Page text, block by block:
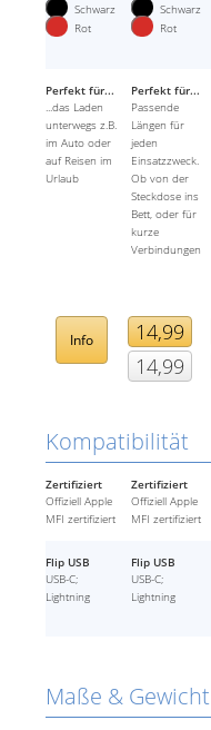
Schwarz
Rot
Schwarz
Rot
Perfekt für...
...das Laden
unterwegs z.B.
im Auto oder
auf Reisen im
Urlaub
Perfekt für...
Passende
Längen für
jeden
Einsatzzweck.
Ob von der
Steckdose ins
Bett, oder für
kurze
Verbindungen
Info
14,99
14,99
Kompatibilität
Zertifiziert
Offiziell Apple
MFI zertifiziert
Zertifiziert
Offiziell Apple
MFI zertifiziert
Flip USB
USB-C;
Lightning
Flip USB
USB-C;
Lightning
Maße & Gewicht